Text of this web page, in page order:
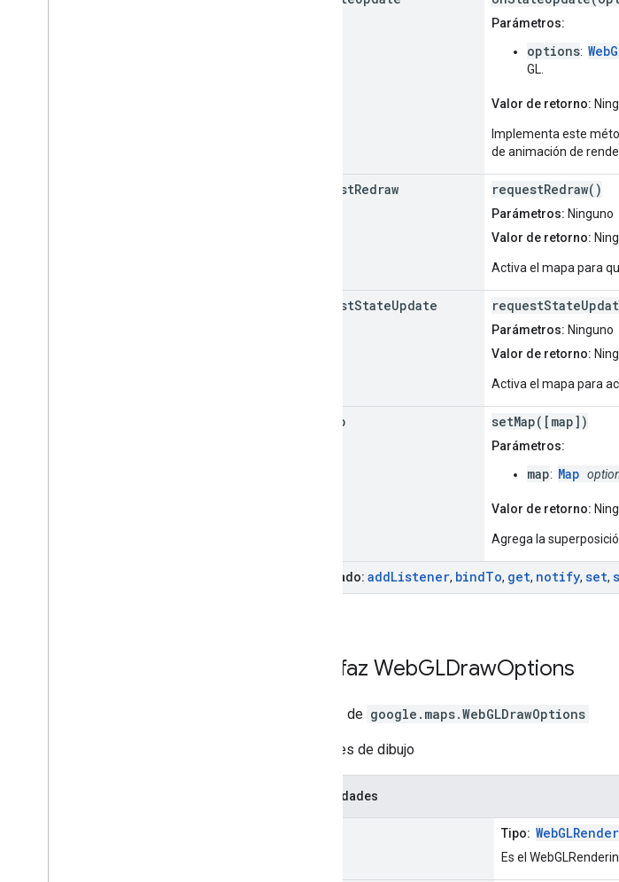
Parámetros:
options:
GL.
Valor de retorno:
Implementa este
de animación de
requestRedraw requestRedraw()
Parámetros: Ninguno
Valor de retorno:
Activa el mapa para
requestStateUpdate
Parámetros: Ninguno
Valor de retorno:
Activa el mapa para
Map setMap([map])
Parámetros:
map: Map
Valor de retorno:
Agrega la
Heredado: addListener, bindTo, get, notify, set,
Interfaz WebGLDrawOptions
Interfaz de google.maps.WebGLDrawOptions
Opciones de dibujo
Propiedades
Tipo:
Es el